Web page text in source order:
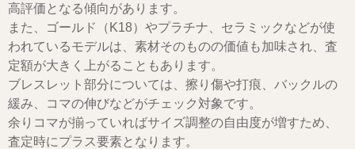
高評価となる傾向があります。
また、ゴールド（K18）やプラチナ、セラミックなどが使
われているモデルは、素材そのものの価値も加味され、査
定額が大きく上がることもあります。
ブレスレット部分については、擦り傷や打痕、バックルの
緩み、コマの伸びなどがチェック対象です。
余りコマが揃っていればサイズ調整の自由度が増すため、
査定時にプラス要素となります。